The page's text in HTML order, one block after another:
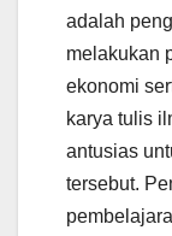
adalah
melakukan
ekonomi
karya tulis
antusias
tersebut.